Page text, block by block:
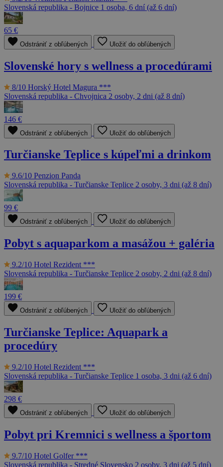
Slovenská republika - Bojnice 1 osoba, 6 dní (až 6 dní)
65 €
Odstrániť z obľúbených Uložiť do obľúbených
Slovenské hory s wellness a procedúrami
8/10 Horský Hotel Magura ***
Slovenská republika - Chvojnica 2 osoby, 2 dni (až 8 dní)
146 €
Odstrániť z obľúbených Uložiť do obľúbených
Turčianske Teplice s kúpeľmi a drinkom
9.6/10 Penzion Panda
Slovenská republika - Turčianske Teplice 2 osoby, 3 dni (až 8 dní)
99 €
Odstrániť z obľúbených Uložiť do obľúbených
Pobyt s aquaparkom a masážou + galéria
9.2/10 Hotel Rezident ***
Slovenská republika - Turčianske Teplice 2 osoby, 2 dni (až 8 dní)
199 €
Odstrániť z obľúbených Uložiť do obľúbených
Turčianske Teplice: Aquapark a
procedúry
9.2/10 Hotel Rezident ***
Slovenská republika - Turčianske Teplice 1 osoba, 3 dni (až 6 dní)
298 €
Odstrániť z obľúbených Uložiť do obľúbených
Pobyt pri Kremnici s wellness a športom
9.7/10 Hotel Golfer ***
Slovenská republika - Stredné Slovensko 2 osoby, 3 dni (až 5 dní)